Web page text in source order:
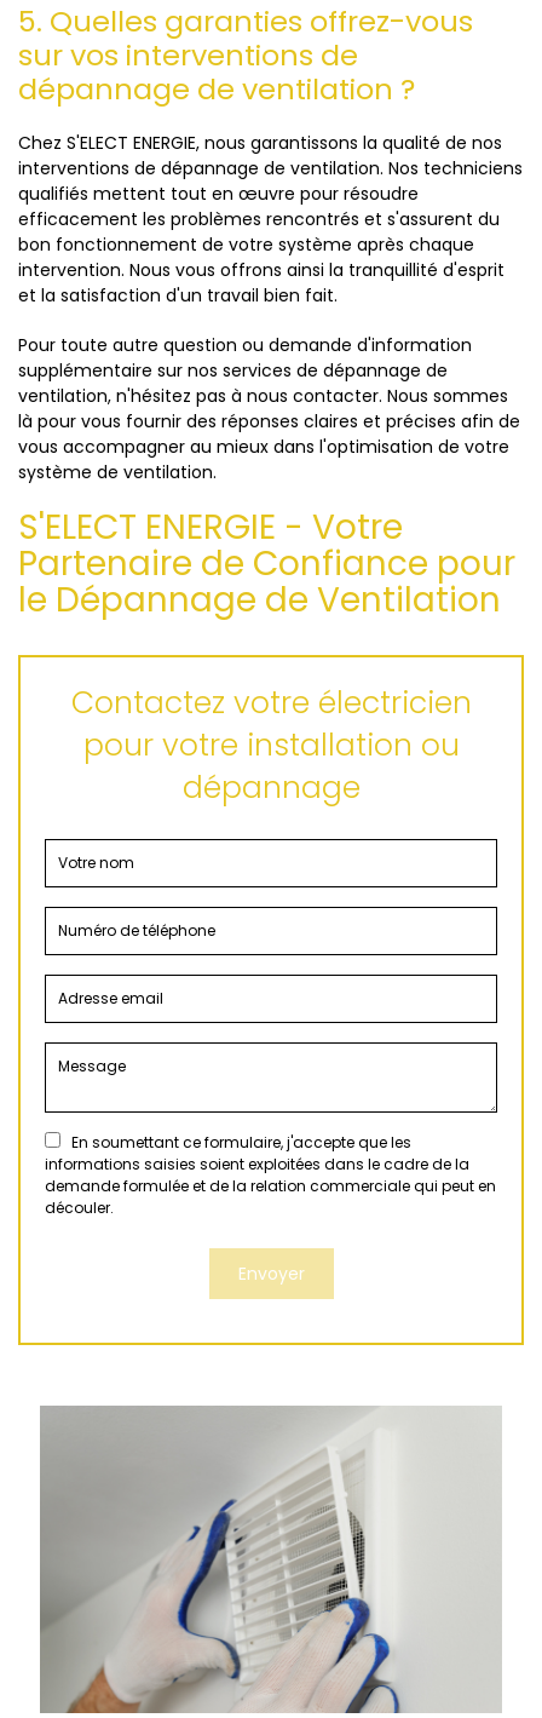
5. Quelles garanties offrez-vous
sur vos interventions de
dépannage de ventilation ?
Chez S'ELECT ENERGIE, nous garantissons la qualité de nos
interventions de dépannage de ventilation. Nos techniciens
qualifiés mettent tout en œuvre pour résoudre
efficacement les problèmes rencontrés et s'assurent du
bon fonctionnement de votre système après chaque
intervention. Nous vous offrons ainsi la tranquillité d'esprit
et la satisfaction d'un travail bien fait.
Pour toute autre question ou demande d'information
supplémentaire sur nos services de dépannage de
ventilation, n'hésitez pas à nous contacter. Nous sommes
là pour vous fournir des réponses claires et précises afin de
vous accompagner au mieux dans l'optimisation de votre
système de ventilation.
S'ELECT ENERGIE - Votre
Partenaire de Confiance pour
le Dépannage de Ventilation
Contactez votre électricien
pour votre installation ou
dépannage
En soumettant ce formulaire, j'accepte que les
informations saisies soient exploitées dans le cadre de la
demande formulée et de la relation commerciale qui peut en
découler.